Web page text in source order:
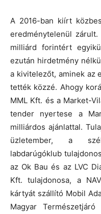
A 2016-ban kiírt
eredménytelenül
milliárd forintért
ezután hirdetmény
a kivitelezőt, aminek az
tették közzé. Ahogy
MML Kft. és a Market-
tender nyertese a
milliárdos ajánlattal.
üzletember, a
labdarúgóklub
az Ok Bau és az LVC
Kft. tulajdonosa, a
kártyát szállító Mobil
Magyar